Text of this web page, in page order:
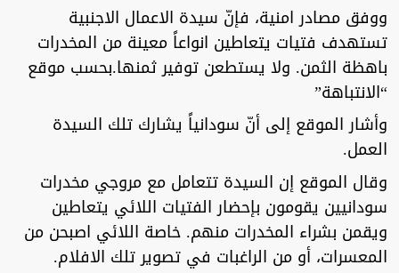
ووفق مصادر امنية، فإنّ سيدة الاعمال الاجنبية
تستهدف فتيات يتعاطين انواعاً معينة من المخدرات
باهظة الثمن. ولا يستطعن توفير ثمنها.بحسب موقع
“الانتباهة”
وأشار الموقع إلى أنّ سودانياً يشارك تلك السيدة
العمل.
وقال الموقع إن السيدة تتعامل مع مروجي مخدرات
سودانيين يقومون بإحضار الفتيات اللائي يتعاطين
ويقمن بشراء المخدرات منهم. خاصة اللائي اصبحن من
المعسرات، أو من الراغبات في تصوير تلك الافلام.